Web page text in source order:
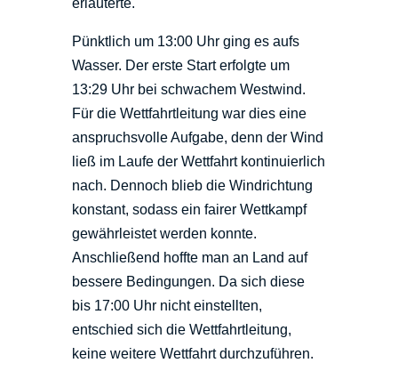
erläuterte.
Pünktlich um 13:00 Uhr ging es aufs
Wasser. Der erste Start erfolgte um
13:29 Uhr bei schwachem Westwind.
Für die Wettfahrtleitung war dies eine
anspruchsvolle Aufgabe, denn der Wind
ließ im Laufe der Wettfahrt kontinuierlich
nach. Dennoch blieb die Windrichtung
konstant, sodass ein fairer Wettkampf
gewährleistet werden konnte.
Anschließend hoffte man an Land auf
bessere Bedingungen. Da sich diese
bis 17:00 Uhr nicht einstellten,
entschied sich die Wettfahrtleitung,
keine weitere Wettfahrt durchzuführen.